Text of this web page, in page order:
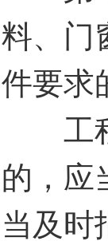
料、门
件要求
工程
的，应
当及时